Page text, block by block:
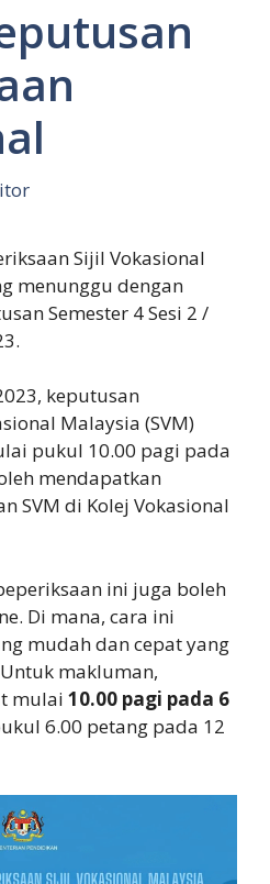
Sijil Vokasional
menunggu dengan
Semester 4 Sesi 2 /
keputusan
Malaysia (SVM)
pukul 10.00 pagi pada
mendapatkan
SVM di Kolej Vokasional
ini juga boleh
Di mana, cara ini
mudah dan cepat yang
makluman,
mulai 10.00 pagi pada 6
6.00 petang pada 12